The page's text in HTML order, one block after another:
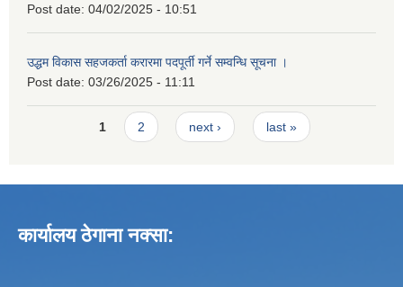
Post date: 04/02/2025 - 10:51
उद्धम विकास सहजकर्ता करारमा पदपूर्ती गर्ने सम्वन्धि सूचना ।
Post date: 03/26/2025 - 11:11
Pages1 2 next › last »
कार्यालय ठेगाना नक्सा: